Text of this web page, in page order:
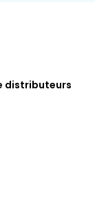
distributeurs